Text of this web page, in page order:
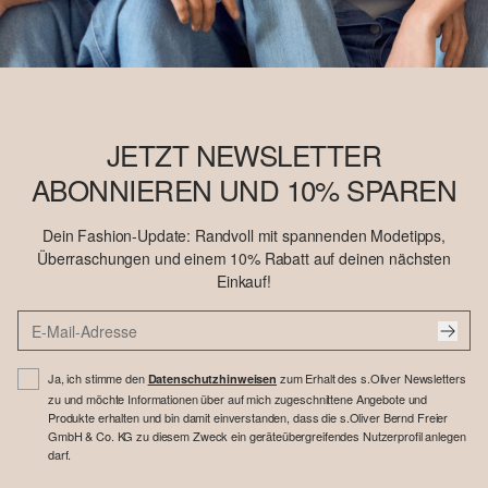
JETZT NEWSLETTER
ABONNIEREN UND 10% SPAREN
Dein Fashion-Update: Randvoll mit spannenden Modetipps,
Überraschungen und einem 10% Rabatt auf deinen nächsten
Einkauf!
Ja, ich stimme den Datenschutzhinweisen zum Erhalt des s.Oliver Newsletters
zu und möchte Informationen über auf mich zugeschnittene Angebote und
Produkte erhalten und bin damit einverstanden, dass die s.Oliver Bernd Freier
GmbH & Co. KG zu diesem Zweck ein geräteübergreifendes Nutzerprofil anlegen
darf.